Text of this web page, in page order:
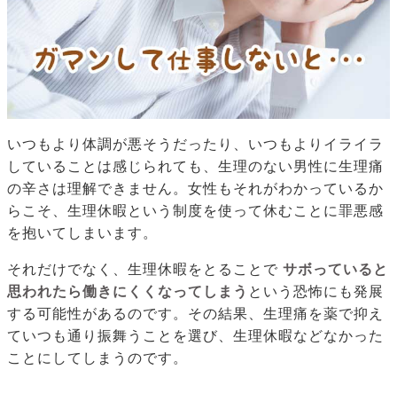
いつもより体調が悪そうだったり、いつもよりイライラ
していることは感じられても、生理のない男性に生理痛
の辛さは理解できません。女性もそれがわかっているか
らこそ、生理休暇という制度を使って休むことに罪悪感
を抱いてしまいます。
それだけでなく、生理休暇をとることで サボっていると
思われたら働きにくくなってしまう という恐怖にも発展
する可能性があるのです。その結果、生理痛を薬で抑え
ていつも通り振舞うことを選び、生理休暇などなかった
ことにしてしまうのです。